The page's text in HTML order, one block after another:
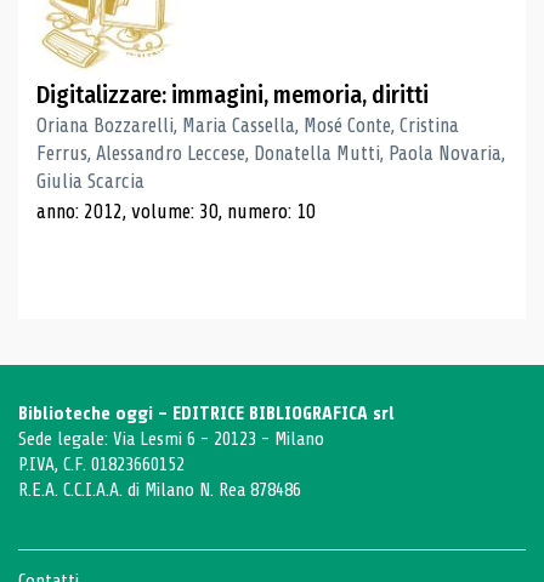
Digitalizzare: immagini, memoria, diritti
Oriana Bozzarelli, Maria Cassella, Mosé Conte, Cristina
Ferrus, Alessandro Leccese, Donatella Mutti, Paola Novaria,
Giulia Scarcia
anno: 2012, volume: 30, numero: 10
Biblioteche oggi - EDITRICE BIBLIOGRAFICA srl
Sede legale: Via Lesmi 6 - 20123 - Milano
P.IVA, C.F. 01823660152
R.E.A. C.C.I.A.A. di Milano N. Rea 878486